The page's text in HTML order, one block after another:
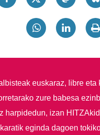
euskaraz, libre eta
zure babesa
harpidedun, izan
eginda dagoen